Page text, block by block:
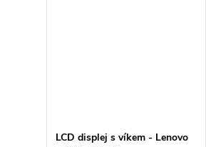
LCD displej s víkem - Lenovo